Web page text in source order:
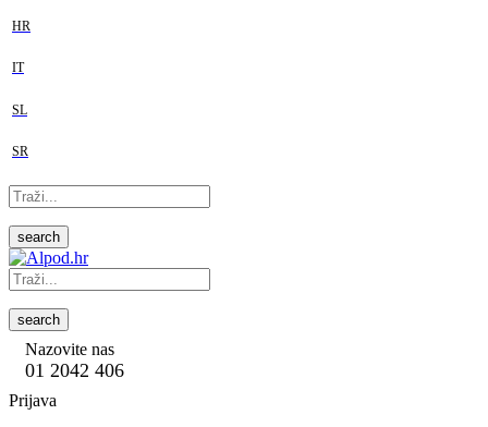
HR
IT
SL
SR
search
search
Nazovite nas
01 2042 406
Prijava